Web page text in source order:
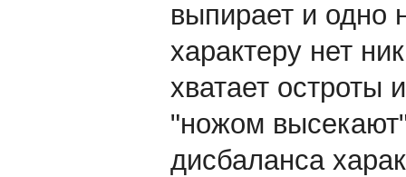
выпирает и одно
характеру нет
хватает остроты
"ножом
дисбаланса